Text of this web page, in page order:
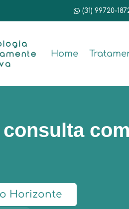
(31) 99720-
Home
Horizonte